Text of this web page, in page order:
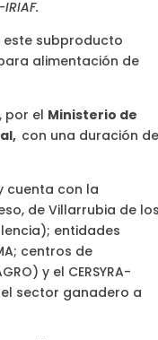
este subproducto
alimentación de
, por el Ministerio de
con una duración de
cuenta con la
de Villarrubia de los
entidades
centros de
y el CERSYRA-
sector ganadero a